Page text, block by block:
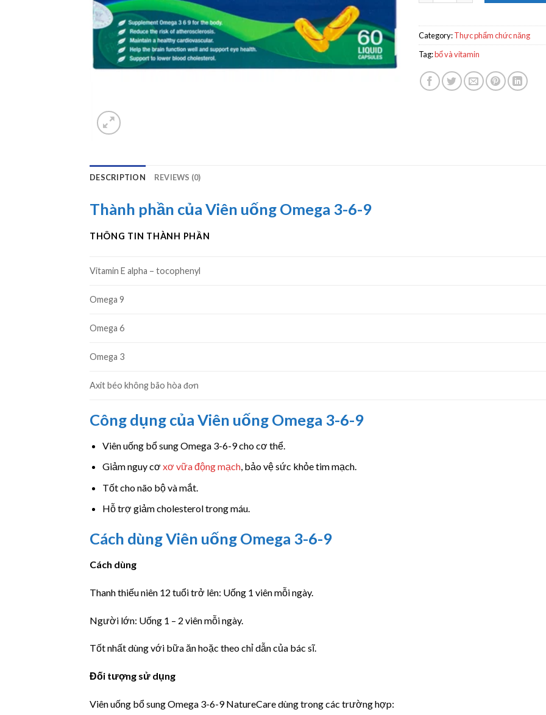
Category:Thực phẩm chức năng
Tag:bổ và vitamin
DESCRIPTION REVIEWS (0)
Thành phần của Viên uống Omega 3-6-9
THÔNG TIN THÀNH PHẦN
Vitamin E alpha – tocophenyl
Omega 9
Omega 6
Omega 3
Axit béo không bão hòa đơn
Công dụng của Viên uống Omega 3-6-9
Viên uống bổ sung Omega 3-6-9 cho cơ thể.
Giảm nguy cơ xơ vữa động mạch, bảo vệ sức khỏe tim mạch.
Tốt cho não bộ và mắt.
Hỗ trợ giảm cholesterol trong máu.
Cách dùng Viên uống Omega 3-6-9
Cách dùng
Thanh thiếu niên 12 tuổi trở lên: Uống 1 viên mỗi ngày.
Người lớn: Uống 1 – 2 viên mỗi ngày.
Tốt nhất dùng với bữa ăn hoặc theo chỉ dẫn của bác sĩ.
Đối tượng sử dụng
Viên uống bổ sung Omega 3-6-9 NatureCare dùng trong các trường hợp: